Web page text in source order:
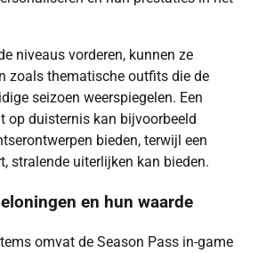
niveaus vorderen, kunnen ze
zoals thematische outfits die de
seizoen weerspiegelen. Een
op duisternis kan bijvoorbeeld
bieden, terwijl een
stralende uiterlijken kan bieden.
en hun waarde
omvat de Season Pass in-game